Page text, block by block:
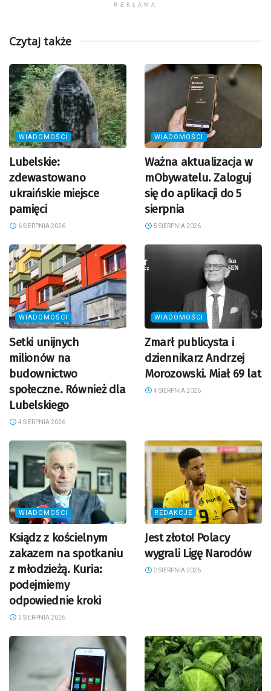
REKLAMA
Czytaj także
WIADOMOŚCI
Lubelskie:
zdewastowano
ukraińskie miejsce
pamięci
6 SIERPNIA 2026
WIADOMOŚCI
Ważna aktualizacja w
mObywatelu. Zaloguj
się do aplikacji do 5
sierpnia
5 SIERPNIA 2026
WIADOMOŚCI
Setki unijnych
milionów na
budownictwo
społeczne. Również dla
Lubelskiego
4 SIERPNIA 2026
WIADOMOŚCI
Zmarł publicysta i
dziennikarz Andrzej
Morozowski. Miał 69 lat
4 SIERPNIA 2026
WIADOMOŚCI
Ksiądz z kościelnym
zakazem na spotkaniu
z młodzieżą. Kuria:
podejmiemy
odpowiednie kroki
3 SIERPNIA 2026
REDAKCJE
Jest złoto! Polacy
wygrali Ligę Narodów
2 SIERPNIA 2026